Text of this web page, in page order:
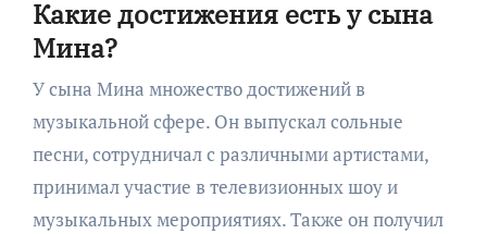
Какие достижения есть у сына
Мина?
У сына Мина множество достижений в
музыкальной сфере. Он выпускал сольные
песни, сотрудничал с различными артистами,
принимал участие в телевизионных шоу и
музыкальных мероприятиях. Также он получил